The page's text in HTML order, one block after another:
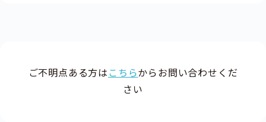
ご不明点ある方は こちらからお問い合わせくだ
さい